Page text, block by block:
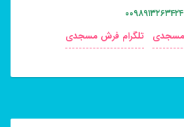
مسجدی
تلگرام فرش مسجدی